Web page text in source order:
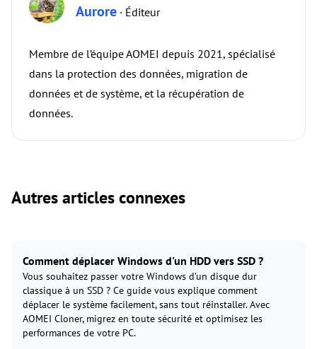
Aurore · Éditeur
Membre de l’équipe AOMEI depuis 2021, spécialisé
dans la protection des données, migration de
données et de système, et la récupération de
données.
Autres articles connexes
Comment déplacer Windows d'un HDD vers SSD ?
Vous souhaitez passer votre Windows d’un disque dur
classique à un SSD ? Ce guide vous explique comment
déplacer le système facilement, sans tout réinstaller. Avec
AOMEI Cloner, migrez en toute sécurité et optimisez les
performances de votre PC.